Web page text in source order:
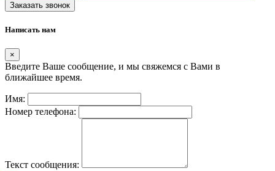
Заказать звонок
Написать нам
×
Введите Ваше сообщение, и мы свяжемся с Вами в
ближайшее время.
Имя:
Номер телефона:
Текст сообщения: